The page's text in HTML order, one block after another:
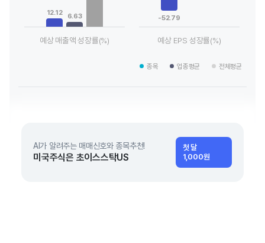
12.12 6.63
예상 매출액 성장률(%)
-52.79
예상 EPS 성장률(%)
종목 업종평균 전체평균
AI가 알려주는 매매신호와 종목추천!
미국주식은 초이스스탁US
첫 달
1,000원